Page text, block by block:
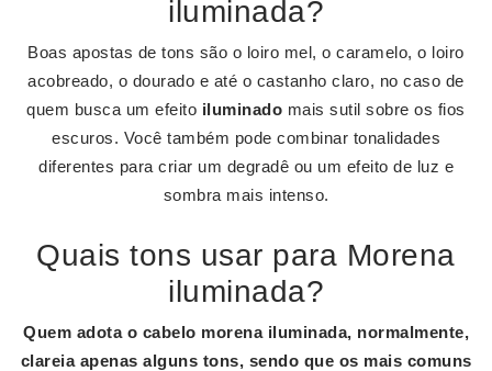
iluminada?
Boas apostas de tons são o loiro mel, o caramelo, o loiro
acobreado, o dourado e até o castanho claro, no caso de
quem busca um efeito iluminado mais sutil sobre os fios
escuros. Você também pode combinar tonalidades
diferentes para criar um degradê ou um efeito de luz e
sombra mais intenso.
Quais tons usar para Morena
iluminada?
Quem adota o cabelo morena iluminada, normalmente,
clareia apenas alguns tons, sendo que os mais comuns